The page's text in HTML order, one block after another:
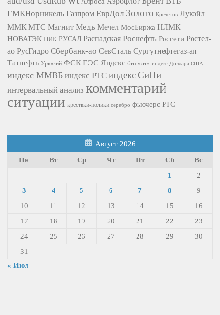
ГМКНорникель Газпром ЕврДол Золото Кречетов Лукойл
ММК МТС Магнит Медь Мечел МосБиржа НЛМК
НОВАТЭК ПИК РУСАЛ Распадская Роснефть Россети Ростел-
ао РусГидро Сбербанк-ао СевСталь Сургутнефтегаз-ап
Татнефть Уркалий ФСК ЕЭС Яндекс биткоин индекс Доллара США
индекс ММВБ индекс РТС индекс СиПи
интервальный анализ комментарий
ситуации крестики-нолики серебро фьючерс РТС
Август 2026
Пн Вт Ср Чт Пт Сб
Вс
1
2
3
4 5 6 7 8
9
10
11 12 13 14 15
16
17
18 19 20 21 22
23
24
25 26 27 28 29
30
31
« Июл